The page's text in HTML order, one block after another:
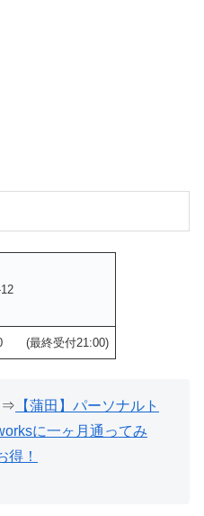
(最終受付21:00)
⇒ 【蒲田】パーソナルト
に一ヶ月通ってみ
得！